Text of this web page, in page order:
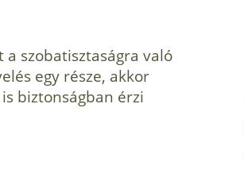
szobatisztaságra való
egy része, akkor
biztonságban érzi